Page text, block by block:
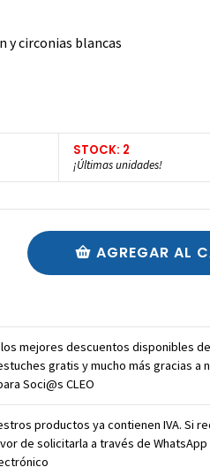
y circonias blancas
STOCK: 2
¡Últimas unidades!
AGREGAR AL
mejores descuentos disponibles
gratis y mucho más gracias a
Soci@s CLEO
productos ya contienen IVA. Si
de solicitarla a través de